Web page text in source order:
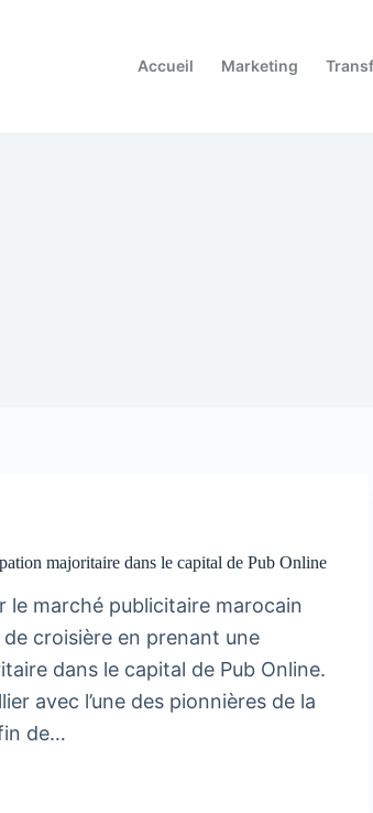
Accueil
Marketing
majoritaire dans le capital de Pub Online
le marché publicitaire marocain
croisière en prenant une
dans le capital de Pub Online.
avec l’une des pionnières de la
de…